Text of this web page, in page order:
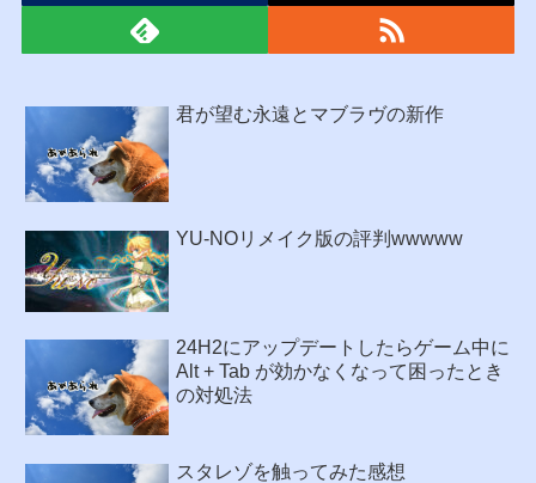
君が望む永遠とマブラヴの新作
YU-NOリメイク版の評判wwwww
24H2にアップデートしたらゲーム中に
Alt + Tab が効かなくなって困ったとき
の対処法
スタレゾを触ってみた感想